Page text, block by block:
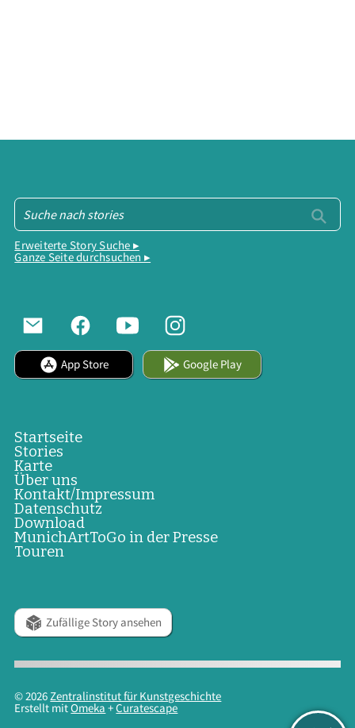
Erweiterte Story Suche ▸
Ganze Seite durchsuchen ▸
App Store Google Play
Startseite
Stories
Karte
Über uns
Kontakt/Impressum
Datenschutz
Download
MunichArtToGo in der Presse
Touren
Zufällige Story ansehen
© 2026Zentralinstitut für Kunstgeschichte
Erstellt mitOmeka +Curatescape